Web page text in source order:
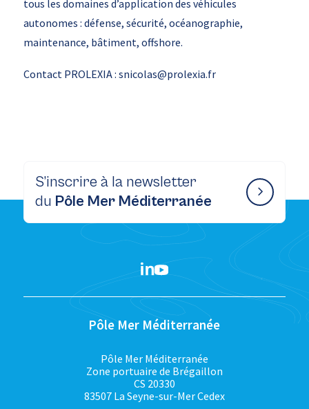
tous les domaines d’application des véhicules
autonomes : défense, sécurité, océanographie,
maintenance, bâtiment, offshore.
Contact PROLEXIA : snicolas@prolexia.fr
S’inscrire à la newsletter
du Pôle Mer Méditerranée
Pôle Mer Méditerranée
Pôle Mer Méditerranée
Zone portuaire de Brégaillon
CS 20330
83507 La Seyne-sur-Mer Cedex